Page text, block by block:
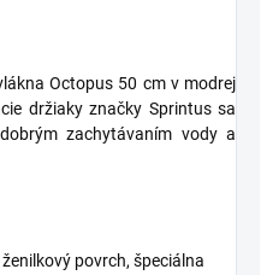
Octopus 50 cm v modrej
držiaky značky Sprintus sa
zachytávaním vody a
povrch, špeciálna